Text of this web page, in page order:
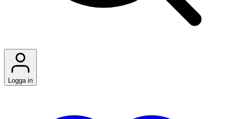
Logga in